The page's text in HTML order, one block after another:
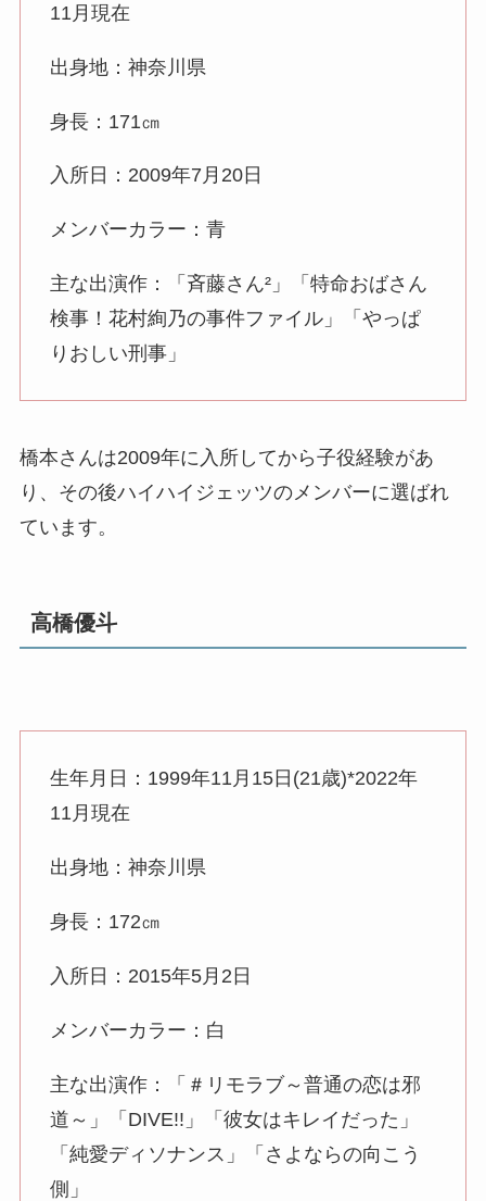
11月現在
出身地：神奈川県
身長：171㎝
入所日：2009年7月20日
メンバーカラー：青
主な出演作：「斉藤さん²」「特命おばさん
検事！花村絢乃の事件ファイル」「やっぱ
りおしい刑事」
橋本さんは2009年に入所してから子役経験があ
り、その後ハイハイジェッツのメンバーに選ばれ
ています。
高橋優斗
生年月日：1999年11月15日(21歳)*2022年
11月現在
出身地：神奈川県
身長：172㎝
入所日：2015年5月2日
メンバーカラー：白
主な出演作：「＃リモラブ～普通の恋は邪
道～」「DIVE!!」「彼女はキレイだった」
「純愛ディソナンス」「さよならの向こう
側」